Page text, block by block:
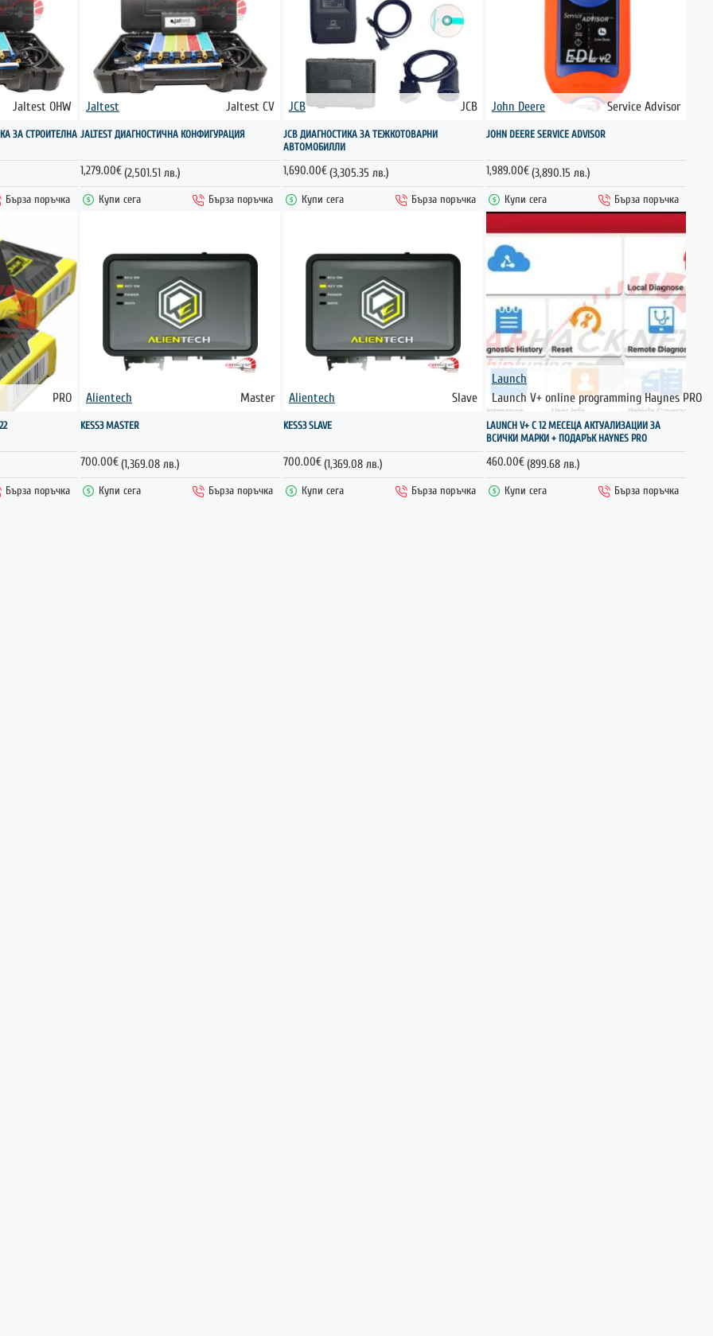
Jaltest OHW
ЗА СТРОИТЕЛНА
Бърза поръчка
Jaltest Jaltest CV
JALTEST ДИАГНОСТИЧНА КОНФИГУРАЦИЯ
1,279.00€(2,501.51 лв.)
Купи сега
Бърза поръчка
JCB JCB
JCB ДИАГНОСТИКА ЗА ТЕЖКОТОВАРНИ
АВТОМОБИЛЛИ
1,690.00€(3,305.35 лв.)
Купи сега
Бърза поръчка
John Deere Service Advisor
JOHN DEERE SERVICE ADVISOR
1,989.00€(3,890.15 лв.)
Купи сега
Бърза поръчка
PRO
Бърза поръчка
Alientech Master
KESS3 MASTER
700.00€(1,369.08 лв.)
Купи сега
Бърза поръчка
Alientech Slave
KESS3 SLAVE
700.00€(1,369.08 лв.)
Купи сега
Бърза поръчка
ГОРЕЩО
Launch
Launch V+ online programming Haynes PRO
LAUNCH V+ С 12 МЕСЕЦА АКТУАЛИЗАЦИИ ЗА
ВСИЧКИ МАРКИ + ПОДАРЪК HAYNES PRO
460.00€(899.68 лв.)
Купи сега
Бърза поръчка